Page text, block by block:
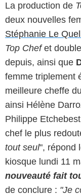
La production de
deux nouvelles
Stéphanie Le
Top Chefet
depuis, ainsi que
femme triplement
meilleure cheffe
ainsi Hélène
Philippe
chef le plus
tout seul", répond
kiosque lundi 11
nouveauté fait
de conclure : "Je